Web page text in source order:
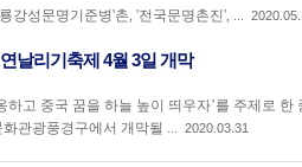
강성문명기준병'촌, '전국문명촌진', ...
날리기축제 4월 3일 개막
하고 중국 꿈을 하늘 높이 띄우자’를 주제로
관광풍경구에서 개막될 ... 2020.03.31